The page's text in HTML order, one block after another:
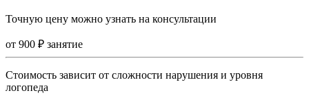
Точную цену можно узнать на консультации
от 900 ₽ занятие
Стоимость зависит от сложности нарушения и уровня
логопеда